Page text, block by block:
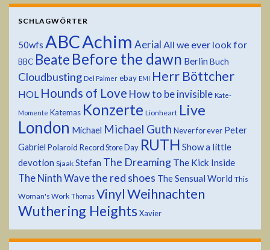
SCHLAGWÖRTER
50wfs ABCAchim Aerial All we ever look for
BBC Beate Before the dawn Berlin Buch
Cloudbusting Del Palmer ebay EMI Herr Böttcher
HOL Hounds of Love How to be invisible Kate-
Momente Katemas Konzerte Lionheart Live
London Michael Michael Guth Never for ever Peter
Gabriel Polaroid Record Store Day RUTH Show a little
devotion Sjaak Stefan The Dreaming The Kick Inside
The Ninth Wavethe red shoes The Sensual World This
Woman's Work Thomas VinylWeihnachten
Wuthering Heights Xavier